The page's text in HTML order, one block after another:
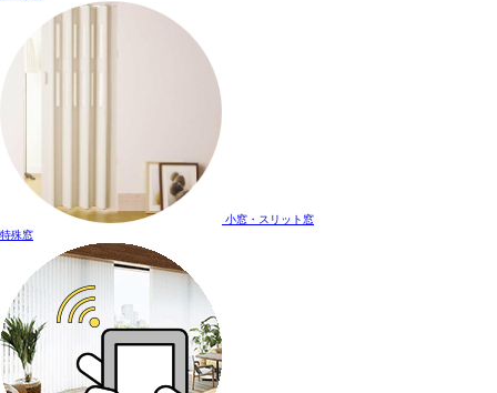
小窓・スリット窓
特殊窓